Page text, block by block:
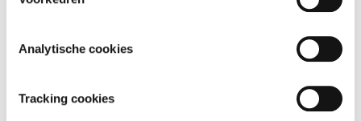
Analytische cookies
Tracking cookies